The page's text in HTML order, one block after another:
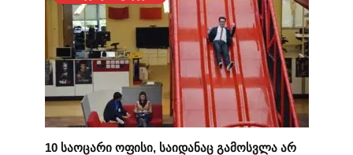
10 საოცარი ოფისი, საიდანაც გამოსვლა არ